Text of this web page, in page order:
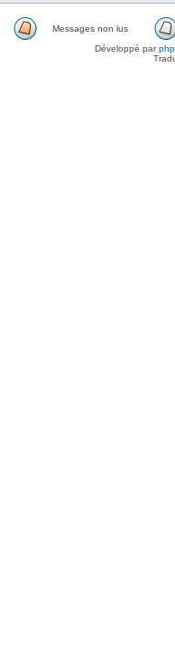
Messages non lus
Développé par